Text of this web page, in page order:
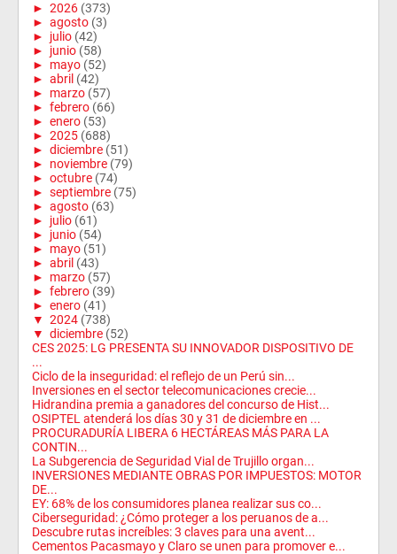
► 2026 (373)
► agosto (3)
► julio (42)
► junio (58)
► mayo (52)
► abril (42)
► marzo (57)
► febrero (66)
► enero (53)
► 2025 (688)
► diciembre (51)
► noviembre (79)
► octubre (74)
► septiembre (75)
► agosto (63)
► julio (61)
► junio (54)
► mayo (51)
► abril (43)
► marzo (57)
► febrero (39)
► enero (41)
▼ 2024 (738)
▼ diciembre (52)
CES 2025: LG PRESENTA SU INNOVADOR DISPOSITIVO DE
...
Ciclo de la inseguridad: el reflejo de un Perú sin...
Inversiones en el sector telecomunicaciones crecie...
Hidrandina premia a ganadores del concurso de Hist...
OSIPTEL atenderá los días 30 y 31 de diciembre en ...
PROCURADURÍA LIBERA 6 HECTÁREAS MÁS PARA LA
CONTIN...
La Subgerencia de Seguridad Vial de Trujillo organ...
INVERSIONES MEDIANTE OBRAS POR IMPUESTOS: MOTOR
DE...
EY: 68% de los consumidores planea realizar sus co...
Ciberseguridad: ¿Cómo proteger a los peruanos de a...
Descubre rutas increíbles: 3 claves para una avent...
Cementos Pacasmayo y Claro se unen para promover e...